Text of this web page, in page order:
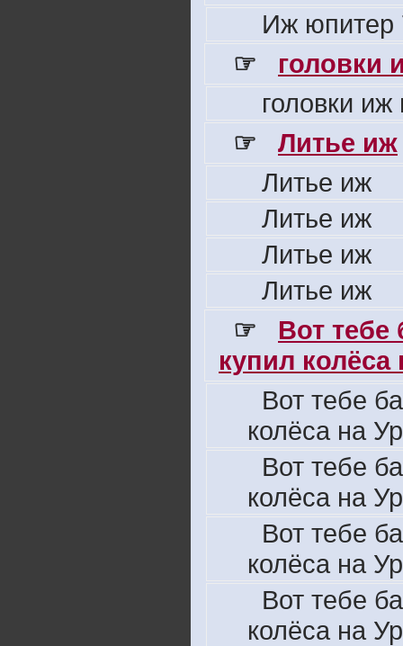
Иж юпитер
☞
головки
головки
☞
Литье иж
Литье иж
Литье иж
Литье иж
Литье иж
☞
Вот
купил колёса
Вот тебе
колёса на
Вот тебе
колёса на
Вот тебе
колёса на
Вот тебе
колёса на